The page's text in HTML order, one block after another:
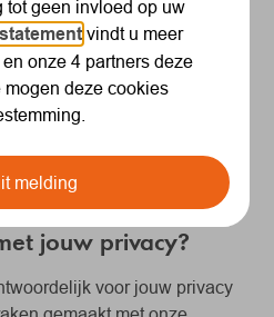
wij cookies?
website goed te laten
en te verbeteren. Door
een volgend bezoek.
jouw privacy?
voor jouw privacy
geen invloed op uw
vindt u meer
onze 4 partners deze
deze cookies
melding